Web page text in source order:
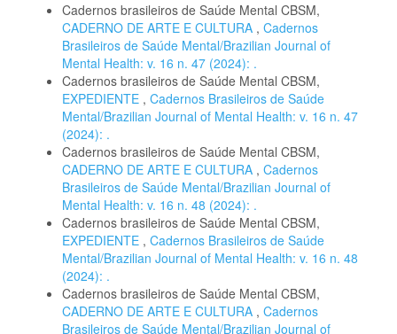
Cadernos brasileiros de Saúde Mental CBSM,
CADERNO DE ARTE E CULTURA , Cadernos
Brasileiros de Saúde Mental/Brazilian Journal of
Mental Health: v. 16 n. 47 (2024): .
Cadernos brasileiros de Saúde Mental CBSM,
EXPEDIENTE , Cadernos Brasileiros de Saúde
Mental/Brazilian Journal of Mental Health: v. 16 n. 47
(2024): .
Cadernos brasileiros de Saúde Mental CBSM,
CADERNO DE ARTE E CULTURA , Cadernos
Brasileiros de Saúde Mental/Brazilian Journal of
Mental Health: v. 16 n. 48 (2024): .
Cadernos brasileiros de Saúde Mental CBSM,
EXPEDIENTE , Cadernos Brasileiros de Saúde
Mental/Brazilian Journal of Mental Health: v. 16 n. 48
(2024): .
Cadernos brasileiros de Saúde Mental CBSM,
CADERNO DE ARTE E CULTURA , Cadernos
Brasileiros de Saúde Mental/Brazilian Journal of